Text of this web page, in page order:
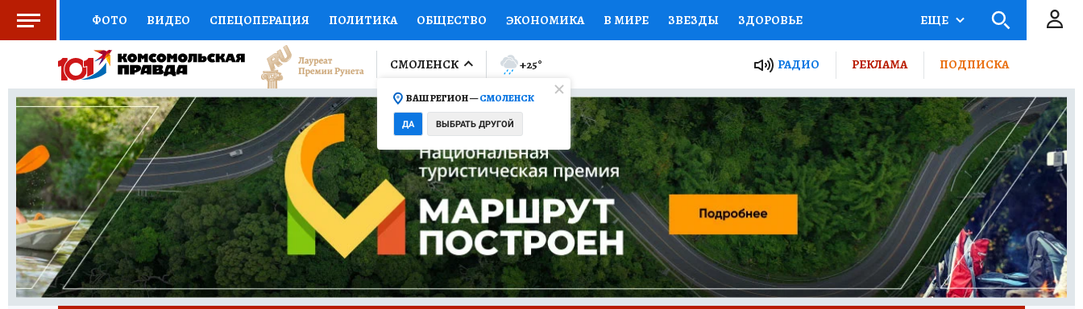
ФОТО ВИДЕО СПЕЦОПЕРАЦИЯ ПОЛИТИКА ОБЩЕСТВО ЭКОНОМИКА В МИРЕ ЗВЕЗДЫ ЗДОРОВЬЕ
СОЦПОДДЕРЖКА НАУКА СПОРТ КОЛУМНИСТЫ ПРОИСШЕСТВИЯ НАЦИОНАЛЬНЫЕ ПРОЕКТЫ РОССИИ
ВЫБОР ЭКСПЕРТОВ ДОКТОР ФИНАНСЫ ОТКРЫВАЕМ МИР Я ЗНАЮ СЕМЬЯ ЖЕНСКИЕ СЕКРЕТЫ ПУТЕВОДИТЕЛЬ
КНИЖНАЯ ПОЛКА ПРОГНОЗЫ НА СПОРТ ПРОМОКОДЫ СЕРИАЛЫ СПЕЦПРОЕКТЫ ДЕФИЦИТ ЖЕЛЕЗА ТУРИЗМ
ПРЕСС-ЦЕНТР НЕДВИЖИМОСТЬ ТЕЛЕВИЗОР КОЛЛЕКЦИИ КОНКУРСЫ РАБОТА У НАС ГИД ПОТРЕБИТЕЛЯ ВСЕ О КП
РАДИО КП РЕКЛАМА ТЕСТЫ НОВОЕ НА САЙТЕ
ЕЩЕ
СМОЛЕНСК
ВАШ РЕГИОН —СМОЛЕНСК
ДА ВЫБРАТЬ ДРУГОЙ
+25° РАДИО РЕКЛАМА ПОДПИСКА